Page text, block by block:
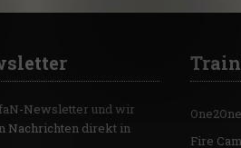
One2One
Fire
Newsletter und wir
Nachrichten direkt in